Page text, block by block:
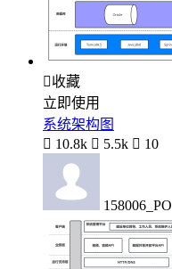
收藏
立即使用
系统架构图
 10.8k  5.5k  10
158006_PO